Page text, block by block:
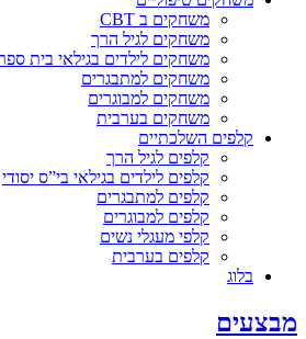
משחקים ב CBT
משחקים לגיל הרך
משחקים לילדים בגילאי בית ספר
משחקים למתבגרים
משחקים למבוגרים
משחקים בערבית
קלפים השלכתיים
קלפים לגיל הרך
קלפים לילדים בגילאי בי”ס יסודי
קלפים למתבגרים
קלפים למבוגרים
קלפי מעגלי נשים
קלפים בערבית
בלוג
מבצעים